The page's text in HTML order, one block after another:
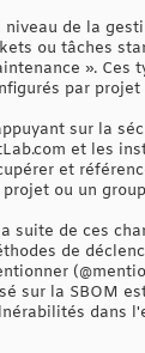
niveau de la
ou tâches
». Ces
par
sur la
et les
et
projet ou un
suite de ces
de
sur la SBOM
dans